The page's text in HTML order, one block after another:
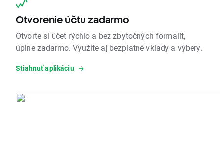
Otvorenie účtu zadarmo
Otvorte si účet rýchlo a bez zbytočných formalít,
úplne zadarmo. Využite aj bezplatné vklady a výbery.
Stiahnuť aplikáciu